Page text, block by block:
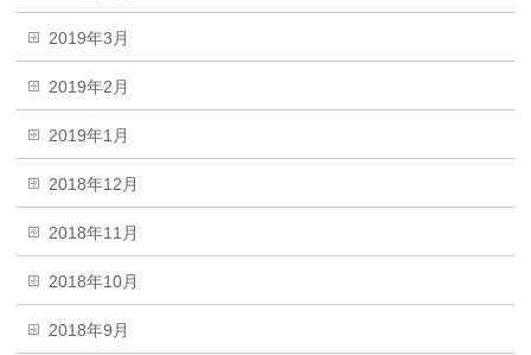
2019年3月
2019年2月
2019年1月
2018年12月
2018年11月
2018年10月
2018年9月